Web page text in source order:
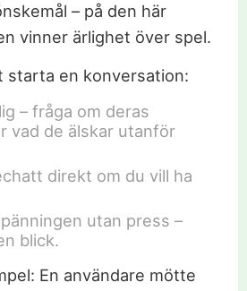
– på den här
vinner ärlighet över spel.
starta en konversation:
– fråga om deras
vad de älskar utanför
direkt om du vill ha
utan press –
blick.
En användare mötte